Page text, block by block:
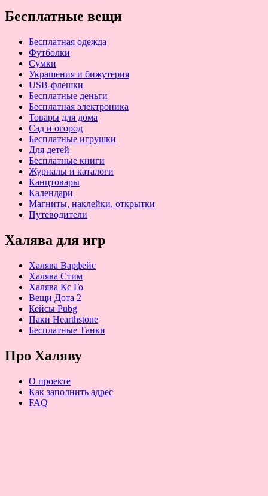
Бесплатные вещи
Бесплатная одежда
Футболки
Сумки
Украшения и бижутерия
USB-флешки
Бесплатные деньги
Бесплатная электроника
Товары для дома
Сад и огород
Бесплатные игрушки
Для детей
Бесплатные книги
Журналы и каталоги
Канцтовары
Календари
Магниты, наклейки, открытки
Путеводители
Халява для игр
Халява Варфейс
Халява Стим
Халява Кс Го
Вещи Дота 2
Кейсы Pubg
Паки Hearthstone
Бесплатные Танки
Про Халяву
О проекте
Как заполнить адрес
FAQ